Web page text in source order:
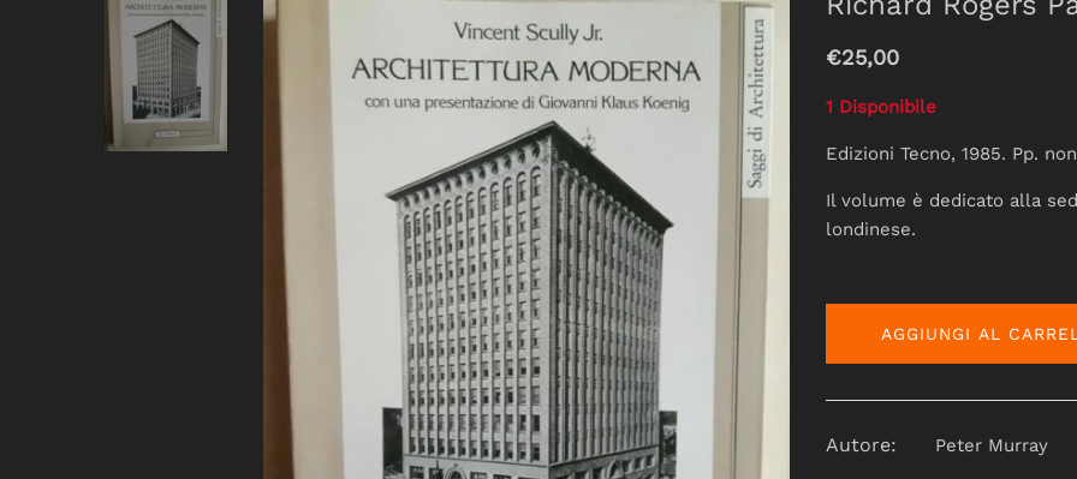
€25,00
1 Disponibile
Edizioni Tecno, 1985. Pp.
Il volume è dedicato alla
londinese.
AGGIUNGI AL
Autore: Peter Murray